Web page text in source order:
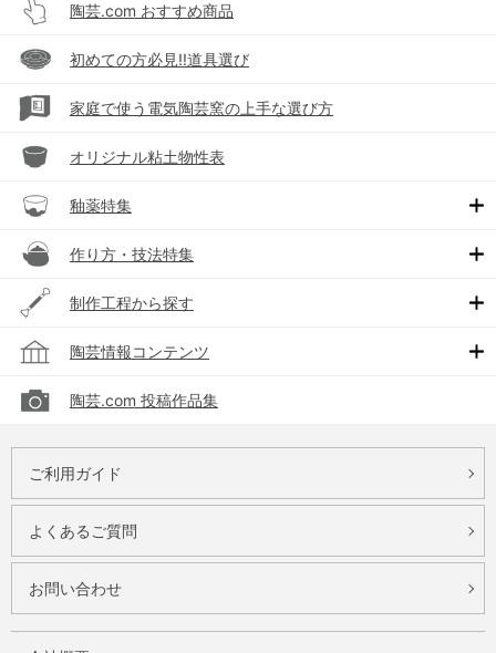
陶芸.com おすすめ商品
初めての方必見!!道具選び
家庭で使う電気陶芸窯の上手な選び方
オリジナル粘土物性表
釉薬特集
作り方・技法特集
制作工程から探す
陶芸情報コンテンツ
陶芸.com 投稿作品集
ご利用ガイド
よくあるご質問
お問い合わせ